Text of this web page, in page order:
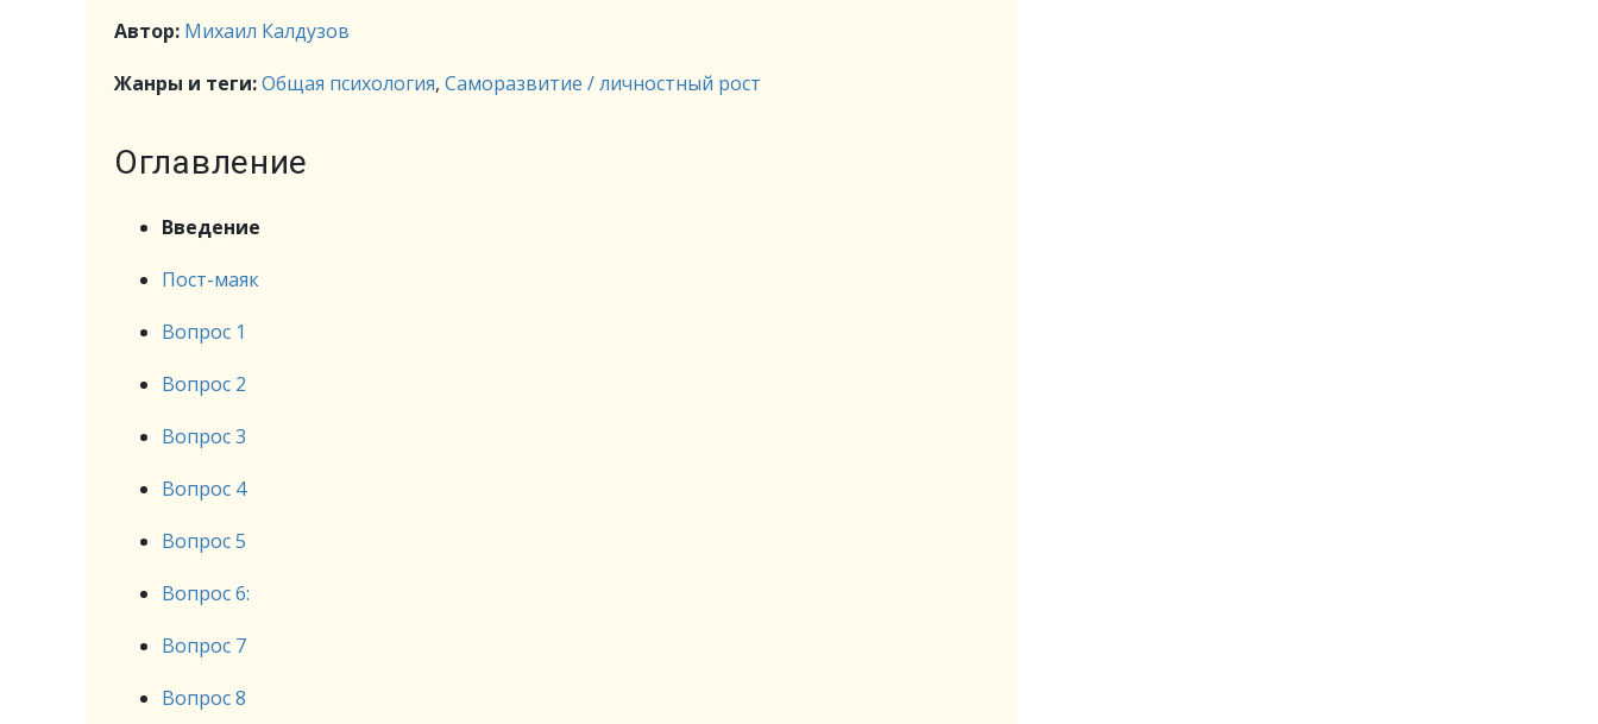
Автор: Михаил Калдузов
Жанры и теги:Общая психология, Саморазвитие / личностный рост
Оглавление
Введение
Пост-маяк
Вопрос 1
Вопрос 2
Вопрос 3
Вопрос 4
Вопрос 5
Вопрос 6:
Вопрос 7
Вопрос 8